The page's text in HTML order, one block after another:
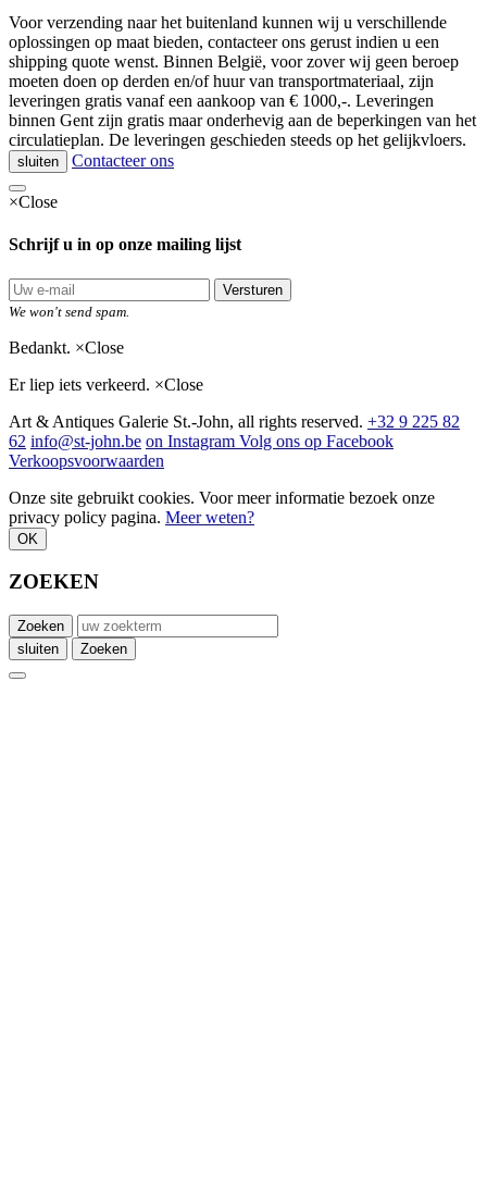
Voor verzending naar het buitenland kunnen wij u verschillende
oplossingen op maat bieden, contacteer ons gerust indien u een
shipping quote wenst. Binnen België, voor zover wij geen beroep
moeten doen op derden en/of huur van transportmateriaal, zijn
leveringen gratis vanaf een aankoop van € 1000,-. Leveringen
binnen Gent zijn gratis maar onderhevig aan de beperkingen van het
circulatieplan. De leveringen geschieden steeds op het gelijkvloers.
sluiten Contacteer ons
×Close
Schrijf u in op onze mailing lijst
Versturen
We won't send spam.
Bedankt. ×Close
Er liep iets verkeerd. ×Close
Art & Antiques Galerie St.-John, all rights reserved. +32 9 225 82
62 info@st-john.be on Instagram Volg ons op Facebook
Verkoopsvoorwaarden
Onze site gebruikt cookies. Voor meer informatie bezoek onze
privacy policy pagina. Meer weten?
OK
ZOEKEN
Zoeken
sluiten
Zoeken